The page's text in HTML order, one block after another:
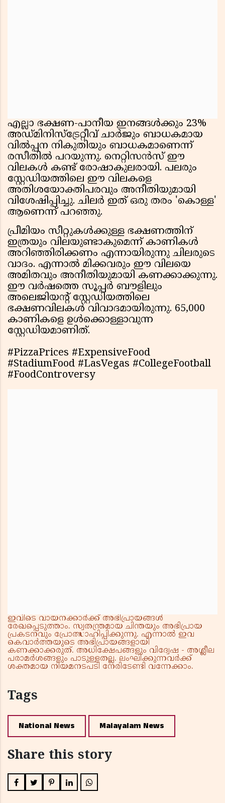
എല്ലാ ഭക്ഷണ-പാനീയ ഇനങ്ങൾക്കും 23%
അഡ്മിനിസ്ട്രേറ്റീവ് ചാർജും ബാധകമായ
വിൽപ്പന നികുതിയും ബാധകമാണെന്ന്
രസീതിൽ പറയുന്നു. നെറ്റിസൻസ് ഈ
വിലകൾ കണ്ട് രോഷാകുലരായി. പലരും
സ്റ്റേഡിയത്തിലെ ഈ വിലകളെ
അതിശയോക്തിപരവും അനീതിയുമായി
വിശേഷിപ്പിച്ചു. ചിലർ ഇത് ഒരു തരം 'കൊള്ള'
ആണെന്ന് പറഞ്ഞു.
പ്രീമിയം സീറ്റുകൾക്കുള്ള ഭക്ഷണത്തിന്
ഇത്രയും വിലയുണ്ടാകുമെന്ന് കാണികൾ
അറിഞ്ഞിരിക്കണം എന്നായിരുന്നു ചിലരുടെ
വാദം. എന്നാൽ മിക്കവരും ഈ വിലയെ
അമിതവും അനീതിയുമായി കണക്കാക്കുന്നു.
ഈ വർഷത്തെ സൂപ്പർ ബൗളിലും
അലെജിയന്റ് സ്റ്റേഡിയത്തിലെ
ഭക്ഷണവിലകൾ വിവാദമായിരുന്നു. 65,000
കാണികളെ ഉൾക്കൊള്ളാവുന്ന
സ്റ്റേഡിയമാണിത്.
#PizzaPrices #ExpensiveFood
#StadiumFood #LasVegas #CollegeFootball
#FoodControversy
ഇവിടെ വായനക്കാർക്ക് അഭിപ്രായങ്ങൾ
രേഖപ്പെടുത്താം. സ്വതന്ത്രമായ ചിന്തയും അഭിപ്രായ
പ്രകടനവും പ്രോത്സാഹിപ്പിക്കുന്നു. എന്നാൽ ഇവ
കെവാർത്തയുടെ അഭിപ്രായങ്ങളായി
കണക്കാക്കരുത്. അധിക്ഷേപങ്ങളും വിദ്വേഷ - അശ്ലീല
പരാമർശങ്ങളും പാടുള്ളതല്ല. ലംഘിക്കുന്നവർക്ക്
ശക്തമായ നിയമനടപടി നേരിടേണ്ടി വന്നേക്കാം.
Tags
National News Malayalam News
Share this story